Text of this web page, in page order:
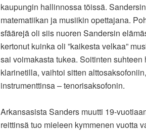
kaupungin hallinnossa töissä.
matematiikan ja musiikin opettajana.
sfäärejä oli siis nuoren Sandersin
kertonut kuinka oli ”kaikesta velkaa”
sai voimakasta tukea. Soitinten
klarinetilla, vaihtoi sitten
instrumenttinsa – tenorisaksofonin.
Arkansasista Sanders muutti 19-
reittinsä tuo mieleen kymmenen vuotta